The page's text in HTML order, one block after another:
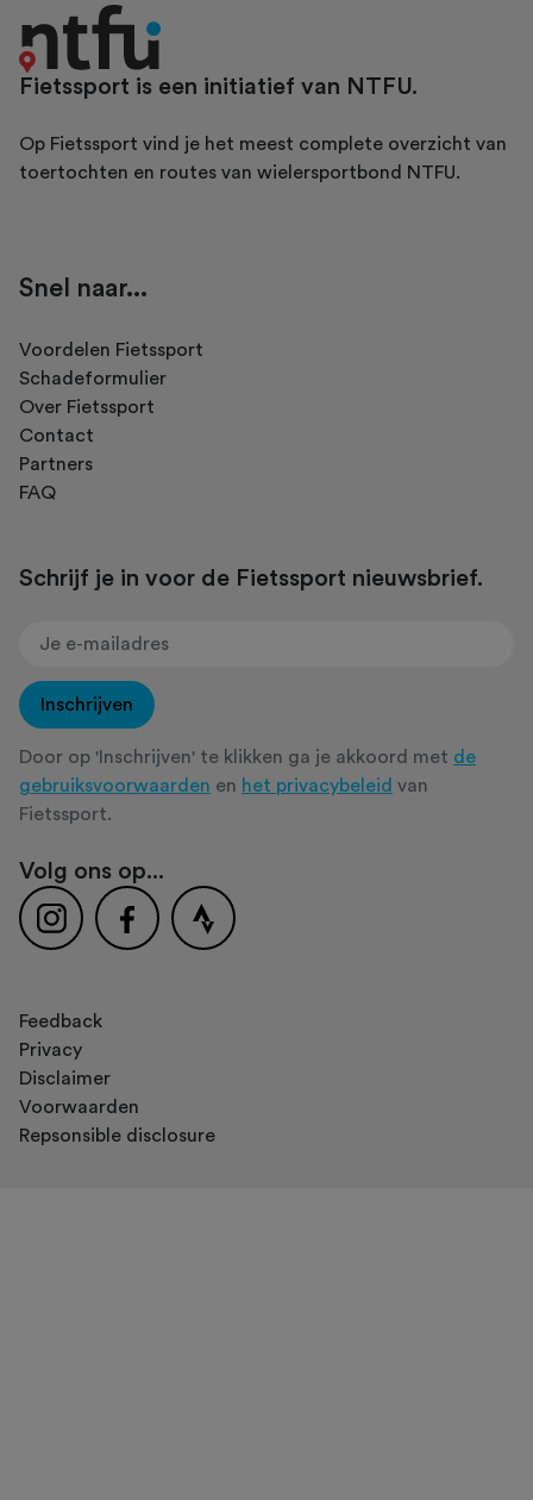
Fietssport is een initiatief van NTFU.
Op Fietssport vind je het meest complete overzicht van
toertochten en routes van wielersportbond NTFU.
Snel naar...
Voordelen Fietssport
Schadeformulier
Over Fietssport
Contact
Partners
FAQ
Schrijf je in voor de Fietssport nieuwsbrief.
Inschrijven
Door op 'Inschrijven' te klikken ga je akkoord met de
gebruiksvoorwaarden en het privacybeleid van
Fietssport.
Volg ons op...
Feedback
Privacy
Disclaimer
Voorwaarden
Repsonsible disclosure